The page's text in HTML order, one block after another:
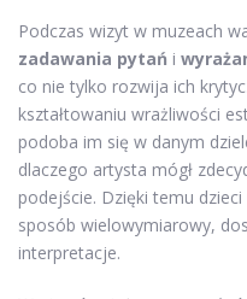
Podczas wizyt w muzeach
zadawania pytań i
co nie tylko rozwija ich
kształtowaniu wrażliwości
podoba im się w danym
dlaczego artysta mógł
podejście. Dzięki temu
sposób wielowymiarowy,
interpretacje.